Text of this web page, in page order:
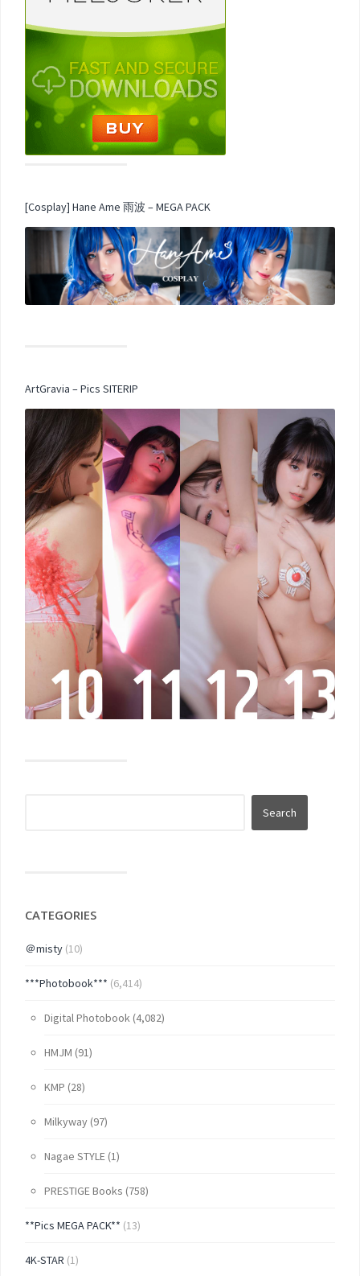
[Cosplay] Hane Ame 雨波 – MEGA PACK
ArtGravia – Pics SITERIP
CATEGORIES
＠misty (10)
***Photobook*** (6,414)
Digital Photobook (4,082)
HMJM (91)
KMP (28)
Milkyway (97)
Nagae STYLE (1)
PRESTIGE Books (758)
**Pics MEGA PACK** (13)
4K-STAR (1)